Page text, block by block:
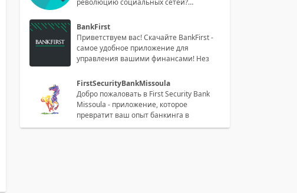
BankFirst
Приветствуем вас! Скачайте BankFirst -
самое удобное приложение для
управления вашими финансами! Нез
FirstSecurityBankMissoula
Добро пожаловать в First Security Bank
Missoula - приложение, которое
превратит ваш опыт банкинга в